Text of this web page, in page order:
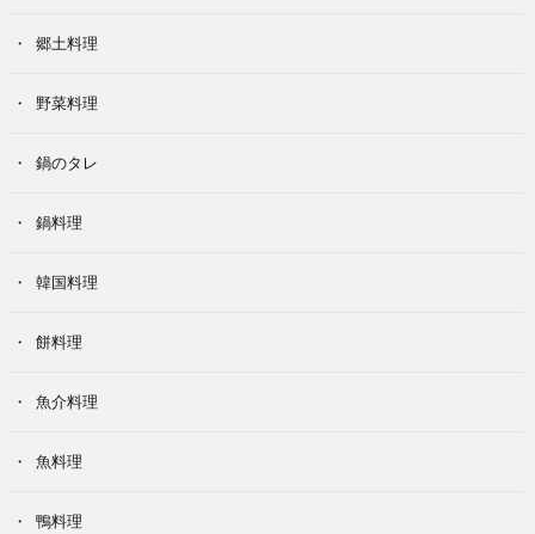
郷土料理
野菜料理
鍋のタレ
鍋料理
韓国料理
餅料理
魚介料理
魚料理
鴨料理